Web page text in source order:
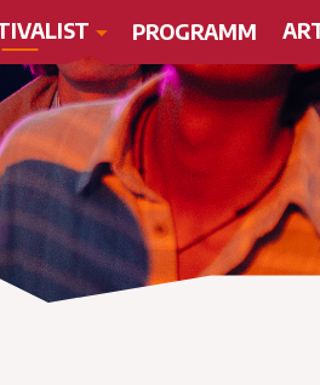
PROGRAMM